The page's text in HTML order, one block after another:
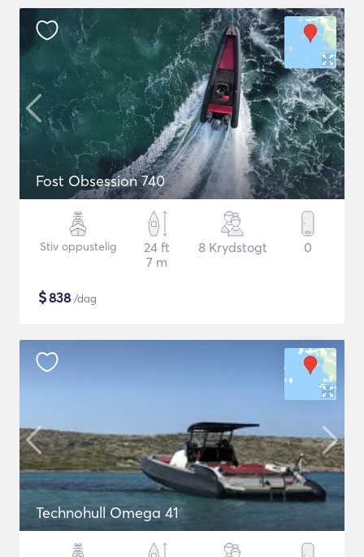
Fost Obsession 740
Stiv oppustelig
24 ft
7 m
8 Krydstogt 0
$838 /dag
Technohull Omega 41